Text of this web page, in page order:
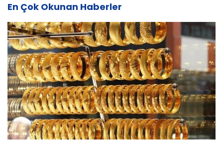
En Çok Okunan Haberler